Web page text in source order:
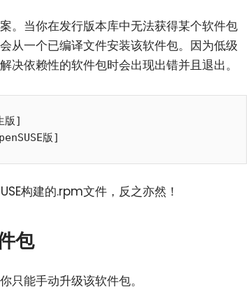
。当你在发行版本库中无法获得某个软件包
从一个已编译文件安装该软件包。因为低级
依赖性的软件包时会出现出错并且退出。
]
构建的.rpm文件，反之亦然！
包
只能手动升级该软件包。